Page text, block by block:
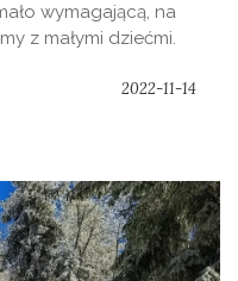
wymagającą, na
z małymi dziećmi.
2022-11-14